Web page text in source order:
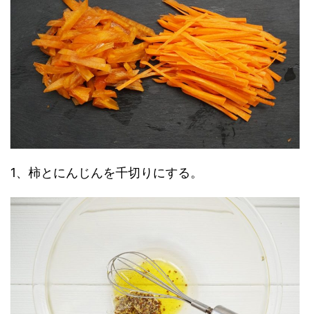
1、柿とにんじんを千切りにする。